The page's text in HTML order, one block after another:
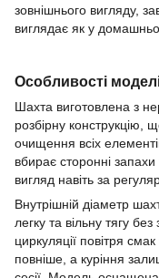
зовнішнього вигляду,
виглядає як у
Особливості
Шахта виготовлена з
розбірну конструкцію,
очищення всіх
вбирає сторонні запахи
вигляд навіть за
Внутрішній діаметр
легку та вільну тягу
циркуляції повітря
повніше, а куріння